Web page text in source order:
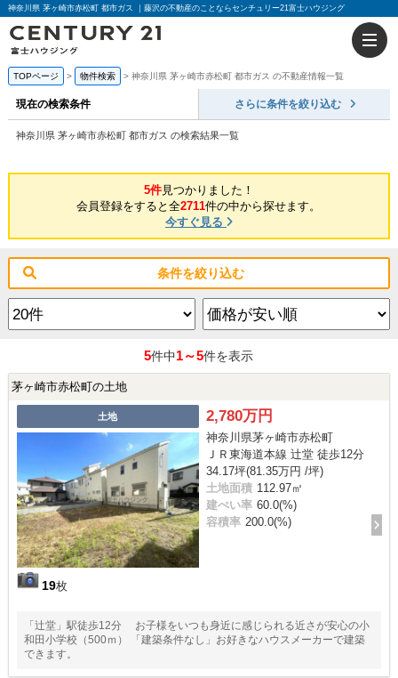
神奈川県 茅ヶ崎市赤松町 都市ガス ｜藤沢の不動産のことならセンチュリー21富士ハウジング
TOPページ 物件検索 神奈川県 茅ヶ崎市赤松町 都市ガス の不動産情報一覧
現在の検索条件 さらに条件を絞り込む
神奈川県 茅ヶ崎市赤松町 都市ガス の検索結果一覧
5件見つかりました！
会員登録をすると全2711件の中から探せます。
今すぐ見る
条件を絞り込む
5件中1～5件を表示
茅ヶ崎市赤松町の土地
土地
19枚
2,780万円
神奈川県茅ヶ崎市赤松町
ＪＲ東海道本線 辻堂 徒歩12分
34.17坪(81.35万円 /坪)
土地面積 112.97㎡
建ぺい率 60.0(%)
容積率 200.0(%)
「辻堂」駅徒歩12分 お子様をいつも身近に感じられる近さが安心の小
和田小学校（500ｍ） 「建築条件なし」お好きなハウスメーカーで建築
できます。